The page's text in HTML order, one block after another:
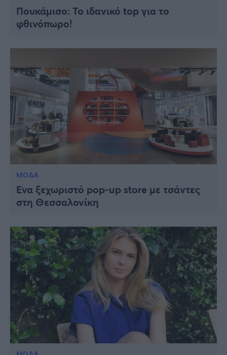
Πουκάμισο: To ιδανικό top για το
φθινόπωρο!
ΜΟΔΑ
Ένα ξεχωριστό pop-up store με τσάντες
στη Θεσσαλονίκη